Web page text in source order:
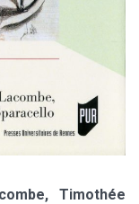
Timothée